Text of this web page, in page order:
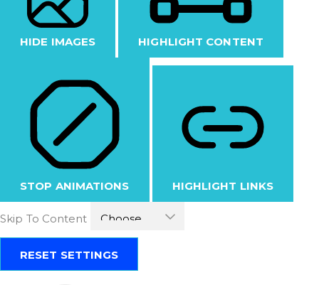
HIDE IMAGES HIGHLIGHT CONTENT
STOP ANIMATIONS HIGHLIGHT LINKS
Skip To Content
RESET SETTINGS